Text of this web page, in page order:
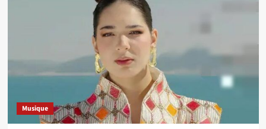
Musique